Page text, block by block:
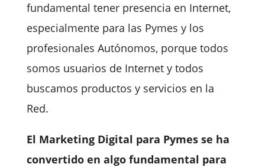
fundamental tener presencia en Internet,
especialmente para las Pymes y los
profesionales Autónomos, porque todos
somos usuarios de Internet y todos
buscamos productos y servicios en la
Red.
El Marketing Digital para Pymes se ha
convertido en algo fundamental para